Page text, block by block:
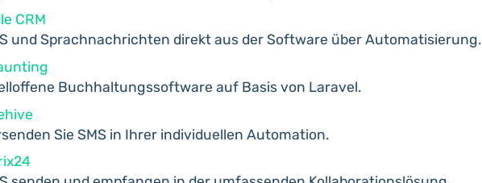
CRM
und Sprachnachrichten direkt aus der Software über Automatisierung.
Buchhaltungssoftware auf Basis von Laravel.
Sie SMS in Ihrer individuellen Automation.